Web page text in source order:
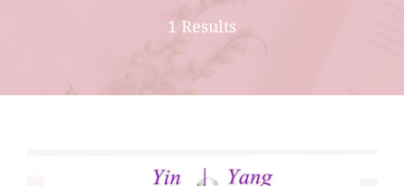
1 Results